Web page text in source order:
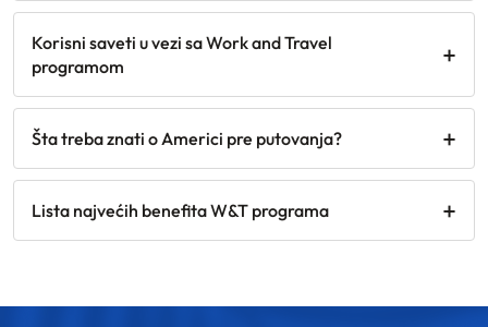
Korisni saveti u vezi sa Work and Travel
programom
Šta treba znati o Americi pre putovanja?
Lista najvećih benefita W&T programa